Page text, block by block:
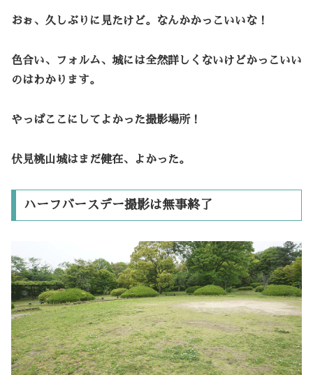
おぉ、久しぶりに見たけど。なんかかっこいいな！
色合い、フォルム、城には全然詳しくないけどかっこいい
のはわかります。
やっぱここにしてよかった撮影場所！
伏見桃山城はまだ健在、よかった。
ハーフバースデー撮影は無事終了